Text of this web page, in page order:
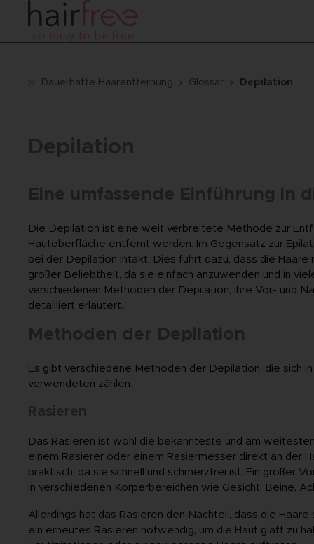
Dauerhafte Haarentfernung Glossar Depilation
Depilation
Eine umfassende Einführung in
Die Depilation ist eine weit verbreitete Methode zur
Hautoberfläche entfernt werden. Im Gegensatz zur
bei der Depilation intakt. Dies führt dazu, dass die
großer Beliebtheit, da sie einfach anzuwenden und in
verschiedenen Methoden der Depilation, ihre Vor- und
detailliert erläutert.
Methoden der Depilation
Es gibt verschiedene Methoden der Depilation, die sich
verwendeten zählen:
Rasieren
Das Rasieren ist wohl die bekannteste und am
einem Rasierer oder einem Rasiermesser direkt an der
praktisch, da sie schnell und schmerzfrei ist. Ein großer
in verschiedenen Körperbereichen wie Gesicht, Beine,
Allerdings hat das Rasieren den Nachteil, dass die
ein erneutes Rasieren notwendig, um die Haut glatt zu